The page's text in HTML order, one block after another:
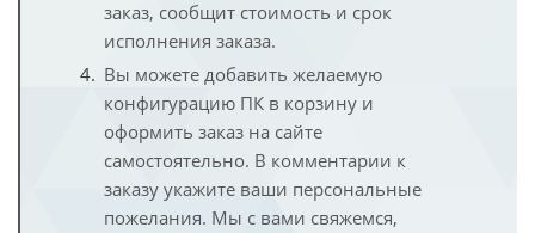
заказ, сообщит стоимость и срок
исполнения заказа.
Вы можете добавить желаемую
конфигурацию ПК в корзину и
оформить заказ на сайте
самостоятельно. В комментарии к
заказу укажите ваши персональные
пожелания. Мы с вами свяжемся,